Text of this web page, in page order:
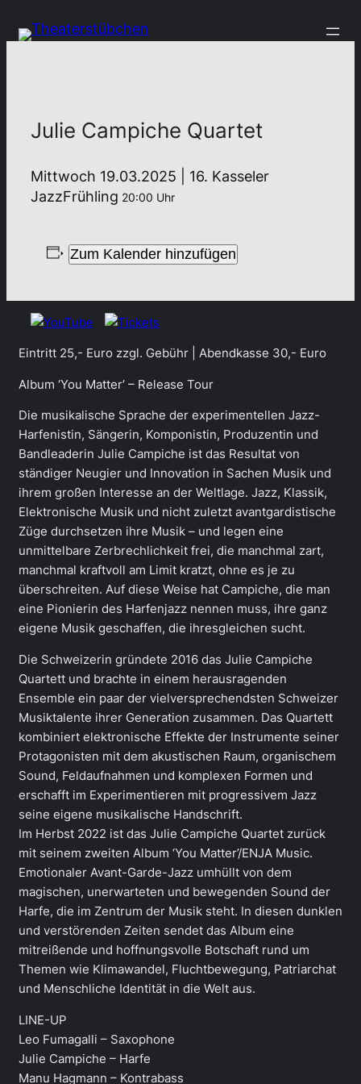
Julie Campiche Quartet
Mittwoch 19.03.2025 | 16. Kasseler
JazzFrühling 20:00 Uhr
Zum Kalender hinzufügen
Eintritt 25,- Euro zzgl. Gebühr | Abendkasse 30,- Euro
Album ‘You Matter’ – Release Tour
Die musikalische Sprache der experimentellen Jazz-
Harfenistin, Sängerin, Komponistin, Produzentin und
Bandleaderin Julie Campiche ist das Resultat von
ständiger Neugier und Innovation in Sachen Musik und
ihrem großen Interesse an der Weltlage. Jazz, Klassik,
Elektronische Musik und nicht zuletzt avantgardistische
Züge durchsetzen ihre Musik – und legen eine
unmittelbare Zerbrechlichkeit frei, die manchmal zart,
manchmal kraftvoll am Limit kratzt, ohne es je zu
überschreiten. Auf diese Weise hat Campiche, die man
eine Pionierin des Harfenjazz nennen muss, ihre ganz
eigene Musik geschaffen, die ihresgleichen sucht.
Die Schweizerin gründete 2016 das Julie Campiche
Quartett und brachte in einem herausragenden
Ensemble ein paar der vielversprechendsten Schweizer
Musiktalente ihrer Generation zusammen. Das Quartett
kombiniert elektronische Effekte der Instrumente seiner
Protagonisten mit dem akustischen Raum, organischem
Sound, Feldaufnahmen und komplexen Formen und
erschafft im Experimentieren mit progressivem Jazz
seine eigene musikalische Handschrift.
Im Herbst 2022 ist das Julie Campiche Quartet zurück
mit seinem zweiten Album ‘You Matter’/ENJA Music.
Emotionaler Avant-Garde-Jazz umhüllt von dem
magischen, unerwarteten und bewegenden Sound der
Harfe, die im Zentrum der Musik steht. In diesen dunklen
und verstörenden Zeiten sendet das Album eine
mitreißende und hoffnungsvolle Botschaft rund um
Themen wie Klimawandel, Fluchtbewegung, Patriarchat
und Menschliche Identität in die Welt aus.
LINE-UP
Leo Fumagalli – Saxophone
Julie Campiche – Harfe
Manu Hagmann – Kontrabass